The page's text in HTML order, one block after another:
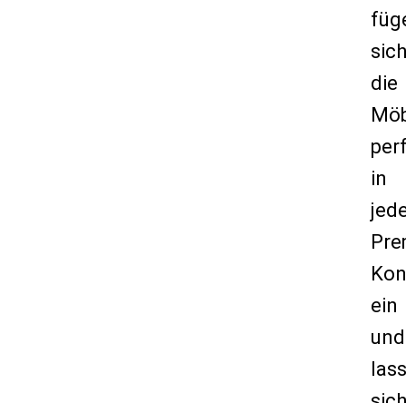
die
in
ein
und